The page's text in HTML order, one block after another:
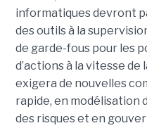
informatiques devront
des outils à la
de garde-fous pour les
d’actions à la vitesse
exigera de nouvelles
rapide, en modélisation
des risques et en